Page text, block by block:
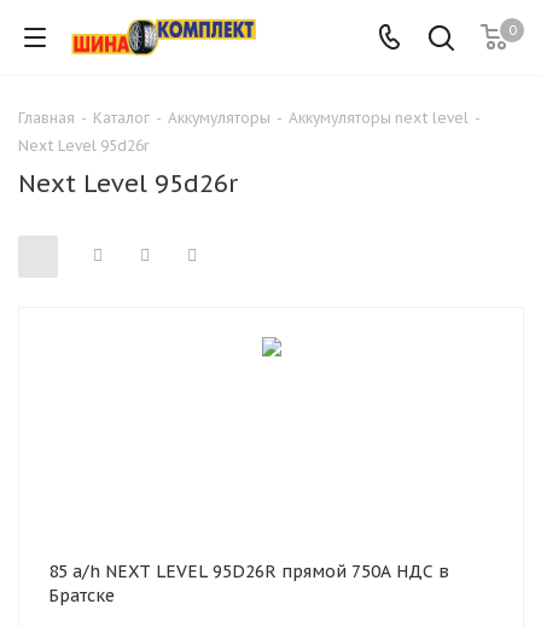
0
Главная - Каталог - Аккумуляторы - Аккумуляторы next level -
Next Level 95d26r
Next Level 95d26r
85 a/h NEXT LEVEL 95D26R прямой 750А НДС в
Братске